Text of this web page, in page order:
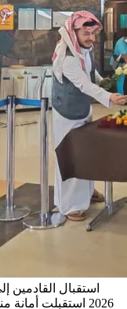
استقبال
2026 استقبلت أمانة